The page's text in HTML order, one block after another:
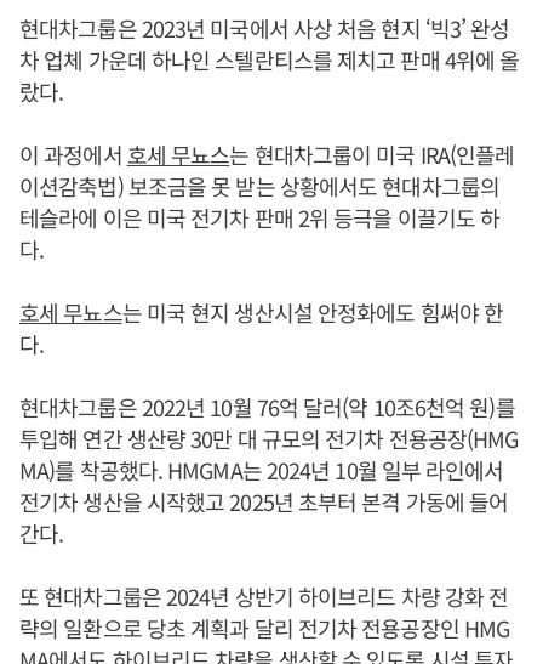
현대차그룹은 2023년 미국에서 사상 처음 현지 ‘빅3’ 완성
차 업체 가운데 하나인 스텔란티스를 제치고 판매 4위에 올
랐다.
이 과정에서 호세 무뇨스는 현대차그룹이 미국 IRA(인플레
이션감축법) 보조금을 못 받는 상황에서도 현대차그룹의
테슬라에 이은 미국 전기차 판매 2위 등극을 이끌기도 하
다.
호세 무뇨스는 미국 현지 생산시설 안정화에도 힘써야 한
다.
현대차그룹은 2022년 10월 76억 달러(약 10조6천억 원)를
투입해 연간 생산량 30만 대 규모의 전기차 전용공장(HMG
MA)를 착공했다. HMGMA는 2024년 10월 일부 라인에서
전기차 생산을 시작했고 2025년 초부터 본격 가동에 들어
간다.
또 현대차그룹은 2024년 상반기 하이브리드 차량 강화 전
략의 일환으로 당초 계획과 달리 전기차 전용공장인 HMG